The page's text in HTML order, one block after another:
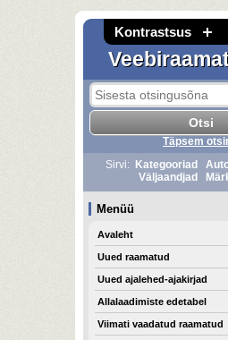
Kontrastsus
Täpsem
Sirvi:
Kategooriad
Väljaandjad
Menüü
Avaleht
Uued raamatud
Uued ajalehed-ajakirjad
Allalaadimiste edetabel
Viimati vaadatud raamatud